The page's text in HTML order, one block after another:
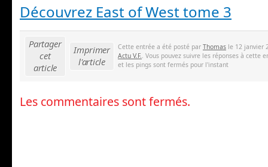
Découvrez East of West tome 3
Partager
cet
article
Imprimer
l'article
Cette entrée a été posté par Thomas le 12 janvier
Actu V.F.. Vous pouvez suivre les réponses à cette
et les pings sont fermés pour l'instant
Les commentaires sont fermés.